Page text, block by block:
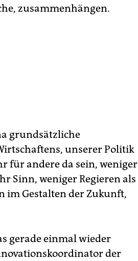
zusammenhängen.
grundsätzliche
unserer Politik
für andere da sein, weniger
Sinn, weniger Regieren als
im Gestalten der Zukunft,
gerade einmal wieder
der